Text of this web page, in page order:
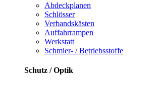
Abdeckplanen
Schlösser
Verbandskästen
Auffahrrampen
Werkstatt
Schmier- / Betriebsstoffe
Schutz / Optik